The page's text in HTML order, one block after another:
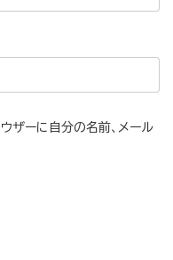
ザーに自分の名前、メール